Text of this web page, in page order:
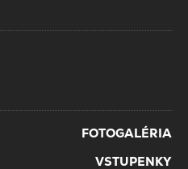
FOTOGALÉRIA
VSTUPENKY